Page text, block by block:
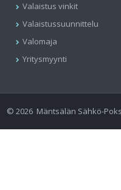
Valaistus vinkit
Valaistussuunnittelu
Valomaja
Yritysmyynti
©2026 Mäntsälän Sähkö-